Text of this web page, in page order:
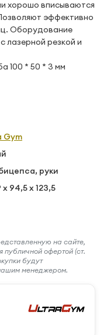
хорошо вписываются
эффективно
Оборудование
лазерной резкой и
100 * 50 * 3 мм
Gym
руки
x 94,5 x 123,5
на сайте,
публичной офертой (ст.
будут
менеджером.